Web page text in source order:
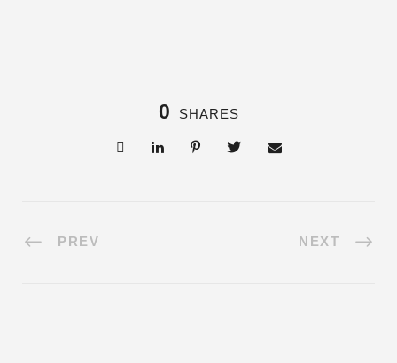
0 SHARES
PREV NEXT